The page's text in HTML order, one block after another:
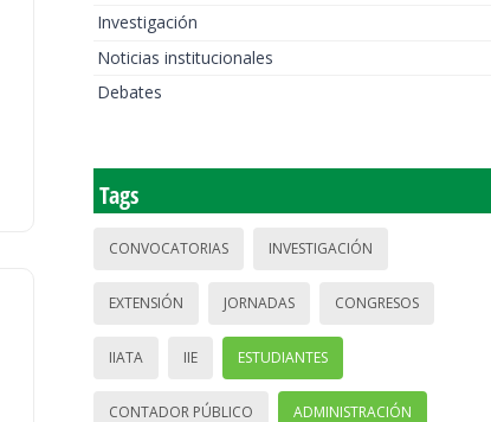
Investigación
Noticias institucionales
Debates
Tags
CONVOCATORIAS INVESTIGACIÓN
EXTENSIÓN JORNADAS CONGRESOS
IIATA IIE ESTUDIANTES
CONTADOR PÚBLICO ADMINISTRACIÓN